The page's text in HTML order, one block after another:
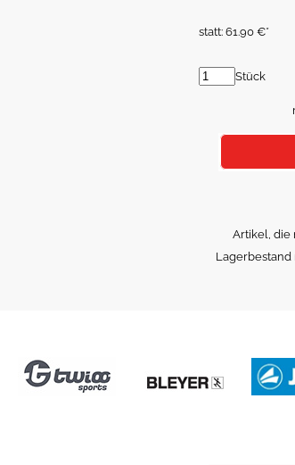
statt: 61.90 €*
Stück
Artikel, die
Lagerbestand